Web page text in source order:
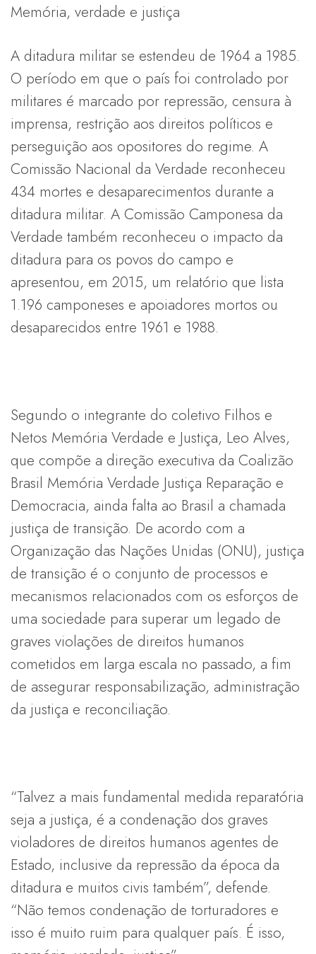
Memória, verdade e justiça
A ditadura militar se estendeu de 1964 a 1985.
O período em que o país foi controlado por
militares é marcado por repressão, censura à
imprensa, restrição aos direitos políticos e
perseguição aos opositores do regime. A
Comissão Nacional da Verdade reconheceu
434 mortes e desaparecimentos durante a
ditadura militar. A Comissão Camponesa da
Verdade também reconheceu o impacto da
ditadura para os povos do campo e
apresentou, em 2015, um relatório que lista
1.196 camponeses e apoiadores mortos ou
desaparecidos entre 1961 e 1988.
Segundo o integrante do coletivo Filhos e
Netos Memória Verdade e Justiça, Leo Alves,
que compõe a direção executiva da Coalizão
Brasil Memória Verdade Justiça Reparação e
Democracia, ainda falta ao Brasil a chamada
justiça de transição. De acordo com a
Organização das Nações Unidas (ONU), justiça
de transição é o conjunto de processos e
mecanismos relacionados com os esforços de
uma sociedade para superar um legado de
graves violações de direitos humanos
cometidos em larga escala no passado, a fim
de assegurar responsabilização, administração
da justiça e reconciliação.
“Talvez a mais fundamental medida reparatória
seja a justiça, é a condenação dos graves
violadores de direitos humanos agentes de
Estado, inclusive da repressão da época da
ditadura e muitos civis também”, defende.
“Não temos condenação de torturadores e
isso é muito ruim para qualquer país. É isso,